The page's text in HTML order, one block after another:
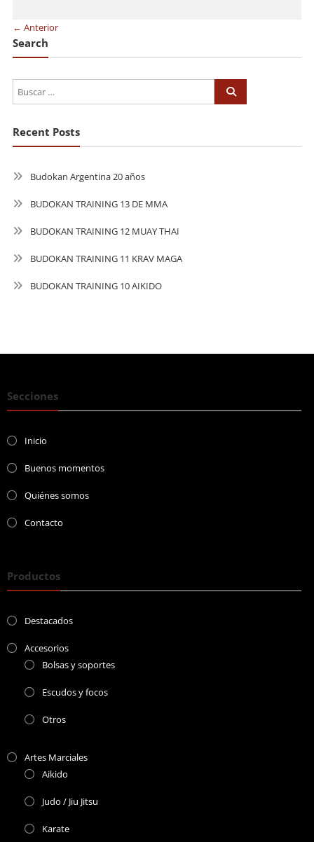
← Anterior
Search
Recent Posts
Budokan Argentina 20 años
BUDOKAN TRAINING 13 DE MMA
BUDOKAN TRAINING 12 MUAY THAI
BUDOKAN TRAINING 11 KRAV MAGA
BUDOKAN TRAINING 10 AIKIDO
Secciones
Inicio
Buenos momentos
Quiénes somos
Contacto
Productos
Destacados
Accesorios
Bolsas y soportes
Escudos y focos
Otros
Artes Marciales
Aikido
Judo / Jiu Jitsu
Karate